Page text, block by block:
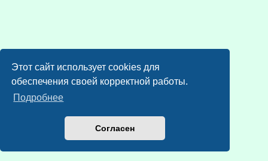
Этот сайт использует cookies для
обеспечения своей корректной работы.
Подробнее
Согласен